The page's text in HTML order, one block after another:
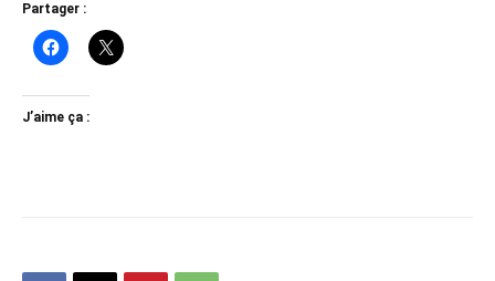
Partager :
J’aime ça :